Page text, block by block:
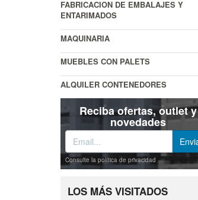
FABRICACION DE EMBALAJES Y
ENTARIMADOS
MAQUINARIA
MUEBLES CON PALETS
ALQUILER CONTENEDORES
Reciba ofertas, outlet y
novedades
Consulte la política de privacidad
LOS MÁS VISITADOS